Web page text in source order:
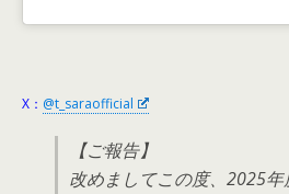
X： @t_saraofficial
【ご報告】
改めましてこの度、2025年